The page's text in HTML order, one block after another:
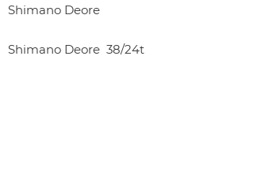
Shimano Deore
Shimano Deore 38/24t